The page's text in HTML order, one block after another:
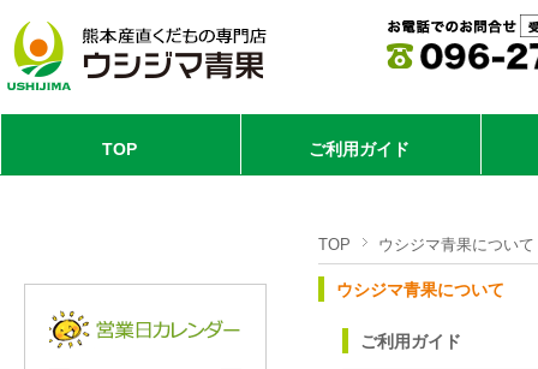
TOP ご利用ガイド
TOP ウシジマ青果について
ウシジマ青果について
ご利用ガイド